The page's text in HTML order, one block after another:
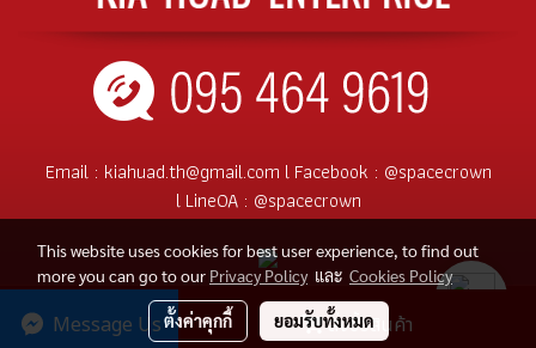
สั่งซื้อสินค้า
Message Us
Email : kiahuad.th@gmail.com l Facebook : @spacecrown
l LineOA : @spacecrown
© Copyright 2017 All Rights Reserved
This website uses cookies for best user experience, to find out
more you can go to our Privacy Policyและ Cookies Policy
ตั้งค่าคุกกี้ ยอมรับทั้งหมด